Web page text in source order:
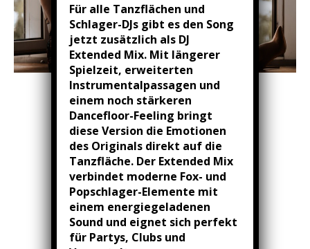
NEWS ...
Ein toller Beitrag in
„Waltrop erleben“
01/12/2023 / 0 Kommentare
WEITERLESEN
Für alle Tanzflächen und
Schlager-DJs gibt es den Song
jetzt zusätzlich als DJ
Extended Mix. Mit längerer
Spielzeit, erweiterten
Instrumentalpassagen und
einem noch stärkeren
Dancefloor-Feeling bringt
diese Version die Emotionen
des Originals direkt auf die
Tanzfläche. Der Extended Mix
verbindet moderne Fox- und
Popschlager-Elemente mit
einem energiegeladenen
Sound und eignet sich perfekt
für Partys, Clubs und